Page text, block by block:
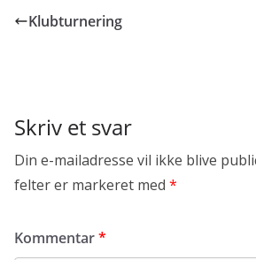
o
e
lr
Klubturnering
Skriv et svar
Din e-mailadresse vil ikke blive
felter er markeret med *
Kommentar*